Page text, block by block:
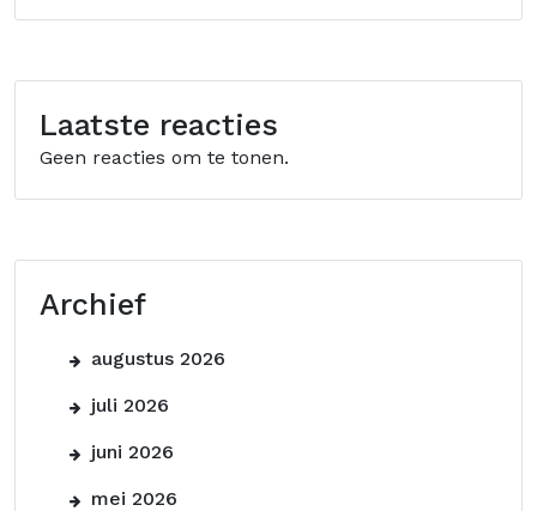
Laatste reacties
Geen reacties om te tonen.
Archief
augustus 2026
juli 2026
juni 2026
mei 2026